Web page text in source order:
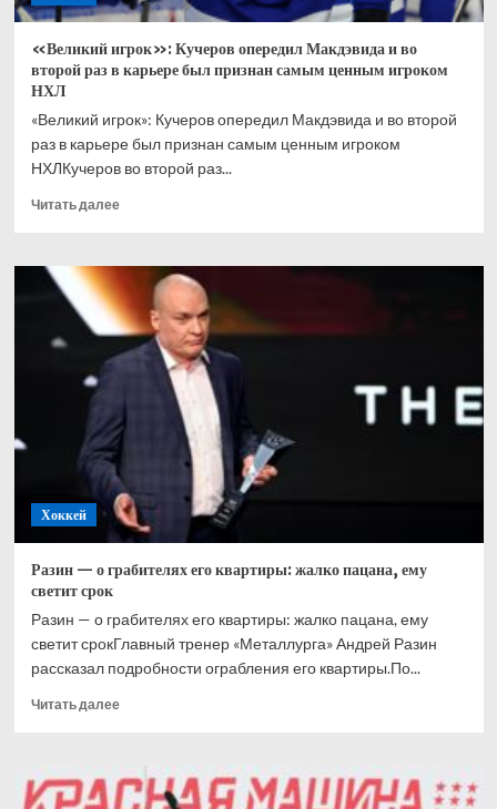
«Великий игрок»: Кучеров опередил Макдэвида и во
второй раз в карьере был признан самым ценным игроком
НХЛ
«Великий игрок»: Кучеров опередил Макдэвида и во второй
раз в карьере был признан самым ценным игроком
НХЛКучеров во второй раз...
Читать далееПрочитать
«Великий
игрок»:
Кучеров
опередил
Макдэвида
раз
карьере
был
признан
самым
игроком
Хоккей
Разин — о грабителях его квартиры: жалко пацана, ему
светит срок
Разин — о грабителях его квартиры: жалко пацана, ему
светит срокГлавный тренер «Металлурга» Андрей Разин
рассказал подробности ограбления его квартиры.По...
Читать далееПрочитать
—